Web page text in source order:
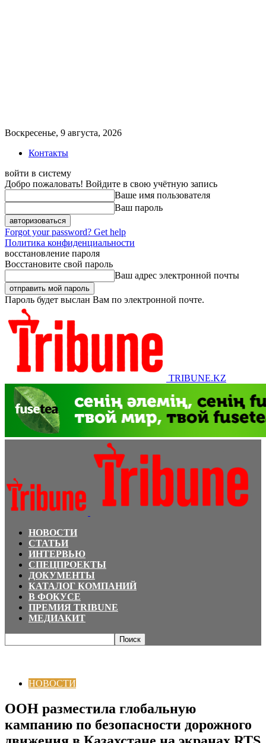
Воскресенье, 9 августа, 2026
Контакты
войти в систему
Добро пожаловать! Войдите в свою учётную запись
Ваше имя пользователя
Ваш пароль
Forgot your password? Get help
Политика конфиденциальности
восстановление пароля
Восстановите свой пароль
Ваш адрес электронной почты
Пароль будет выслан Вам по электронной почте.
TRIBUNE.KZ
НОВОСТИ
СТАТЬИ
ИНТЕРВЬЮ
СПЕЦПРОЕКТЫ
ДОКУМЕНТЫ
КАТАЛОГ КОМПАНИЙ
В ФОКУСЕ
ПРЕМИЯ TRIBUNE
МЕДИАКИТ
НОВОСТИ
ООН разместила глобальную
кампанию по безопасности дорожного